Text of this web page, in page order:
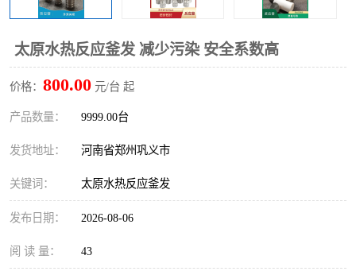
太原水热反应釜发 减少污染 安全系数高
价格： 800.00 元/台 起
产品数量： 9999.00台
发货地址： 河南省郑州巩义市
关键词： 太原水热反应釜发
发布日期： 2026-08-06
阅 读 量： 43